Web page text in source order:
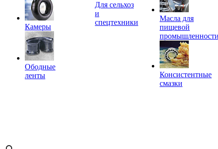
Камеры
Ободные
ленты
Для сельхоз
и
спецтехники
Масла для
пищевой
Консистентные
смазки